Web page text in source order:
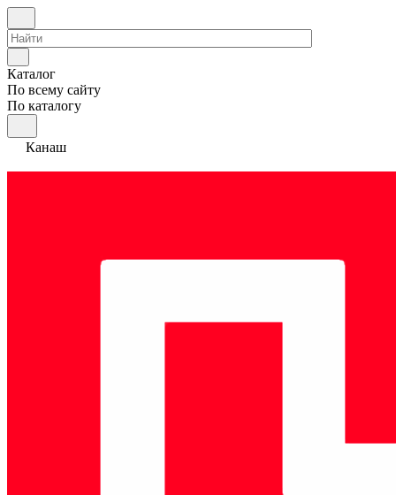
Каталог
По всему сайту
По каталогу
Канаш